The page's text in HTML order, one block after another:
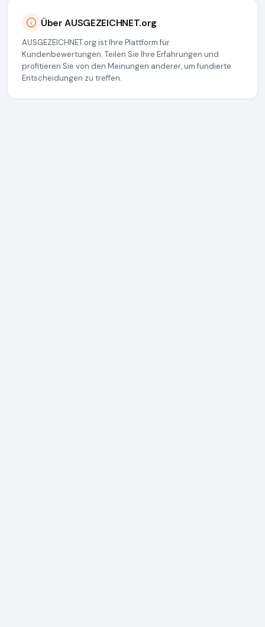
Über AUSGEZEICHNET.org
AUSGEZEICHNET.org ist Ihre Plattform für
Kundenbewertungen. Teilen Sie Ihre Erfahrungen und
profitieren Sie von den Meinungen anderer, um fundierte
Entscheidungen zu treffen.